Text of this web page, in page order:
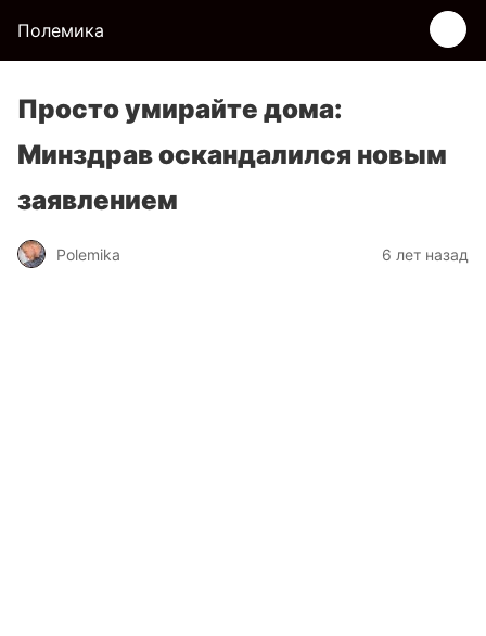
Полемика
Просто умирайте дома:
Минздрав оскандалился новым
заявлением
Polemika 6 лет назад